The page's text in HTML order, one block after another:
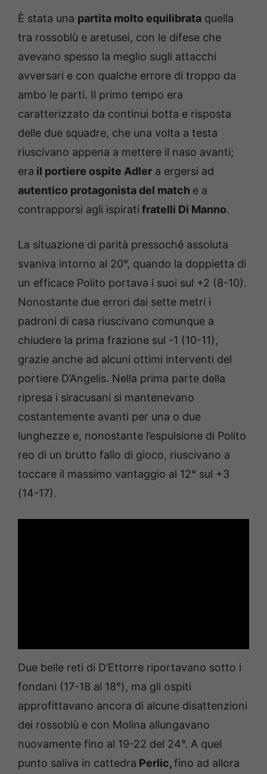
È stata una partita molto equilibrata quella
tra rossoblù e aretusei, con le difese che
avevano spesso la meglio sugli attacchi
avversari e con qualche errore di troppo da
ambo le parti. Il primo tempo era
caratterizzato da continui botta e risposta
delle due squadre, che una volta a testa
riuscivano appena a mettere il naso avanti;
era il portiere ospite Adler a ergersi ad
autentico protagonista del match e a
contrapporsi agli ispirati fratelli Di Manno.
La situazione di parità pressoché assoluta
svaniva intorno al 20°, quando la doppietta di
un efficace Polito portava i suoi sul +2 (8-10).
Nonostante due errori dai sette metri i
padroni di casa riuscivano comunque a
chiudere la prima frazione sul -1 (10-11),
grazie anche ad alcuni ottimi interventi del
portiere D’Angelis. Nella prima parte della
ripresa i siracusani si mantenevano
costantemente avanti per una o due
lunghezze e, nonostante l’espulsione di Polito
reo di un brutto fallo di gioco, riuscivano a
toccare il massimo vantaggio al 12° sul +3
(14-17).
Due belle reti di D’Ettorre riportavano sotto i
fondani (17-18 al 18°), ma gli ospiti
approfittavano ancora di alcune disattenzioni
dei rossoblù e con Molina allungavano
nuovamente fino al 19-22 del 24°. A quel
punto saliva in cattedra Perlic,fino ad allora